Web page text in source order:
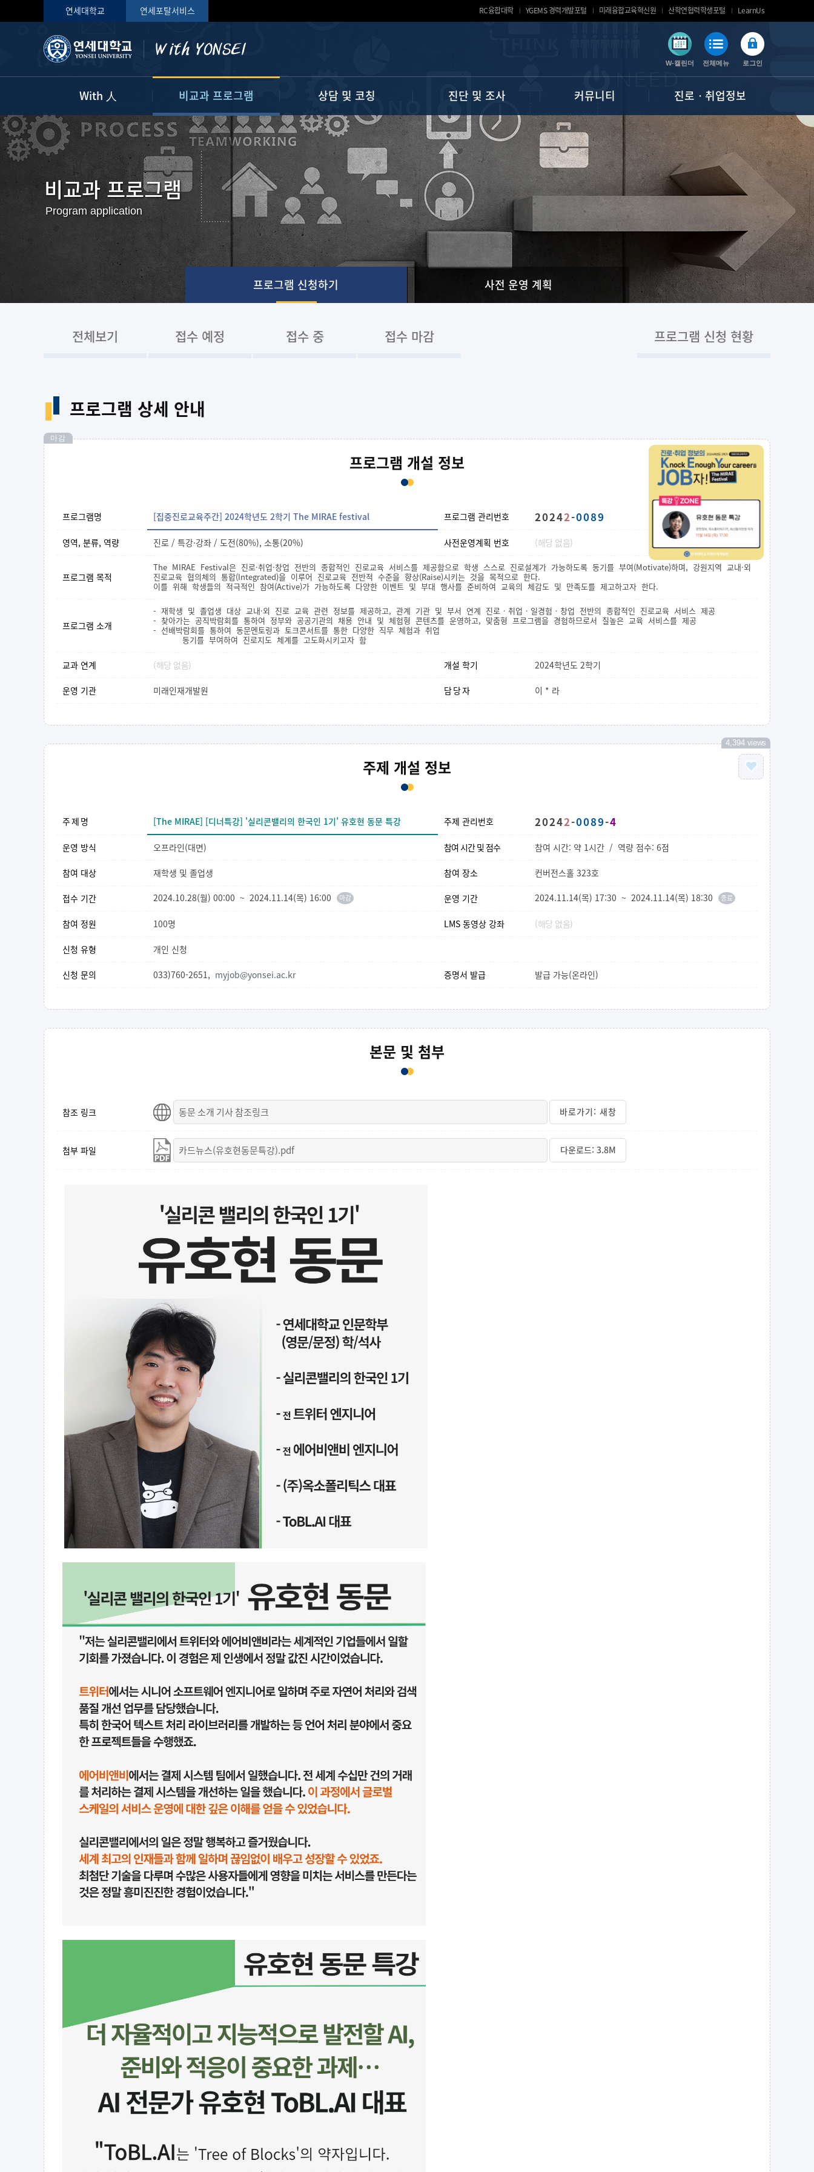
연세대학교 연세포탈서비스 LearnUs
산학연협력학생포털
미래융합교육혁신원
YGEMS 경력개발포털
RC융합대학
로그인
전체메뉴
W-캘린더
With 人 비교과 프로그램 상담 및 코칭 진단 및 조사 커뮤니티 진로ㆍ취업정보
My With
자기개발 마일리지
나의 교과 현황
AI 전공 및 교과 추천
프로그램 신청하기
사전 운영 계획
진로 상담
학습 코칭
대학생활상담
유학생 상담
심리 상담
핵심역량진단(Y-CASA)
학습전략검사(MLST-Ⅱ)
직업선호도검사(홀랜드)
전공선호도 및 생활환경조사
마음건강자가진단
공지사항
서식 자료실
자주하는 질문
질문과 답변
채용정보(공개/추천/단기)
대외활동(공모/대외/창업)
잡코리아 API - 공채 달력
인크루트 API - 공채 달력
비교과 프로그램
Program application
프로그램 신청하기 사전 운영 계획
전체보기 접수 예정 접수 중 접수 마감 프로그램 신청 현황
프로그램 상세 안내
마감
프로그램 개설 정보
프로그램명 [집중진로교육주간] 2024학년도 2학기 The MIRAE festival 프로그램 관리번호 20242-0089
영역, 분류, 역량 진로 / 특강·강좌 / 도전(80%), 소통(20%) 사전운영계획 번호 (해당 없음)
프로그램 목적
The MIRAE Festival은 진로·취업·창업 전반의 종합적인 진로교육 서비스를 제공함으로 학생 스스로 진로설계가 가능하도록 동기를 부여(Motivate)하며, 강원지역 교내·외
진로교육 협의체의 통합(Integrated)을 이루어 진로교육 전반적 수준을 향상(Raise)시키는 것을 목적으로 한다.
이를 위해 학생들의 적극적인 참여(Active)가 가능하도록 다양한 이벤트 및 부대 행사를 준비하여 교육의 체감도 및 만족도를 제고하고자 한다.
프로그램 소개
- 재학생 및 졸업생 대상 교내·외 진로 교육 관련 정보를 제공하고, 관계 기관 및 부서 연계 진로‧취업‧일경험‧창업 전반의 종합적인 진로교육 서비스 제공
- 찾아가는 공직박람회를 통하여 정부와 공공기관의 채용 안내 및 체험형 콘텐츠를 운영하고, 맞춤형 프로그램을 경험하므로서 질높은 교육 서비스를 제공
- 선배박람회를 통하여 동문멘토링과 토크콘서트를 통한 다양한 직무 체험과 취업
동기를 부여하여 진로지도 체계를 고도화시키고자 함
교과 연계 (해당 없음) 개설 학기 2024학년도 2학기
운영 기관 미래인재개발원 담당자 이 * 라
4,394 views
주제 개설 정보
주제명 [The MIRAE] [디너특강] '실리콘밸리의 한국인 1기' 유호현 동문 특강 주제 관리번호 20242-0089-4
운영 방식 오프라인(대면) 참여 시간 및 점수 참여 시간: 약 1시간 / 역량 점수: 6점
참여 대상 재학생 및 졸업생 참여 장소 컨버전스홀 323호
접수 기간 2024.10.28(월) 00:00 ~ 2024.11.14(목) 16:00 마감 운영 기간 2024.11.14(목) 17:30 ~ 2024.11.14(목) 18:30 종료
참여 정원 100명 LMS 동영상 강좌 (해당 없음)
신청 유형 개인 신청
신청 문의 033)760-2651, myjob@yonsei.ac.kr 증명서 발급 발급 가능(온라인)
본문 및 첨부
참조 링크 바로가기: 새창
첨부 파일 다운로드: 3.8M